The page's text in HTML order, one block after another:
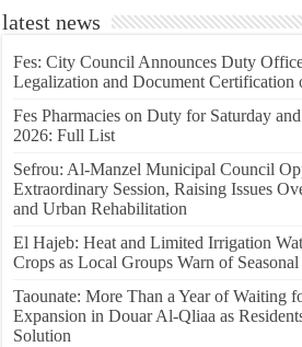
latest news
Fes: City Council Announces Duty
Legalization and Document Certification
Fes Pharmacies on Duty for Saturday
2026: Full List
Sefrou: Al-Manzel Municipal Council
Extraordinary Session, Raising Issues
and Urban Rehabilitation
El Hajeb: Heat and Limited Irrigation
Crops as Local Groups Warn of
Taounate: More Than a Year of Waiting
Expansion in Douar Al-Qliaa as
Solution